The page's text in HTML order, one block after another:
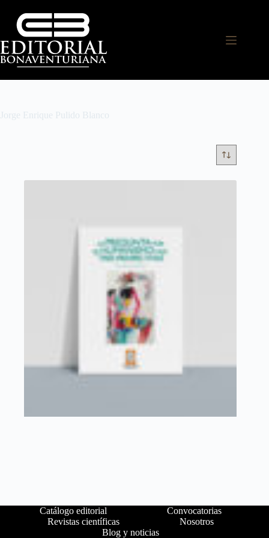
Jorge Enrique Pulido Blanco
Catálogo editorial
Convocatorias
Revistas científicas
Nosotros
Blog y noticias